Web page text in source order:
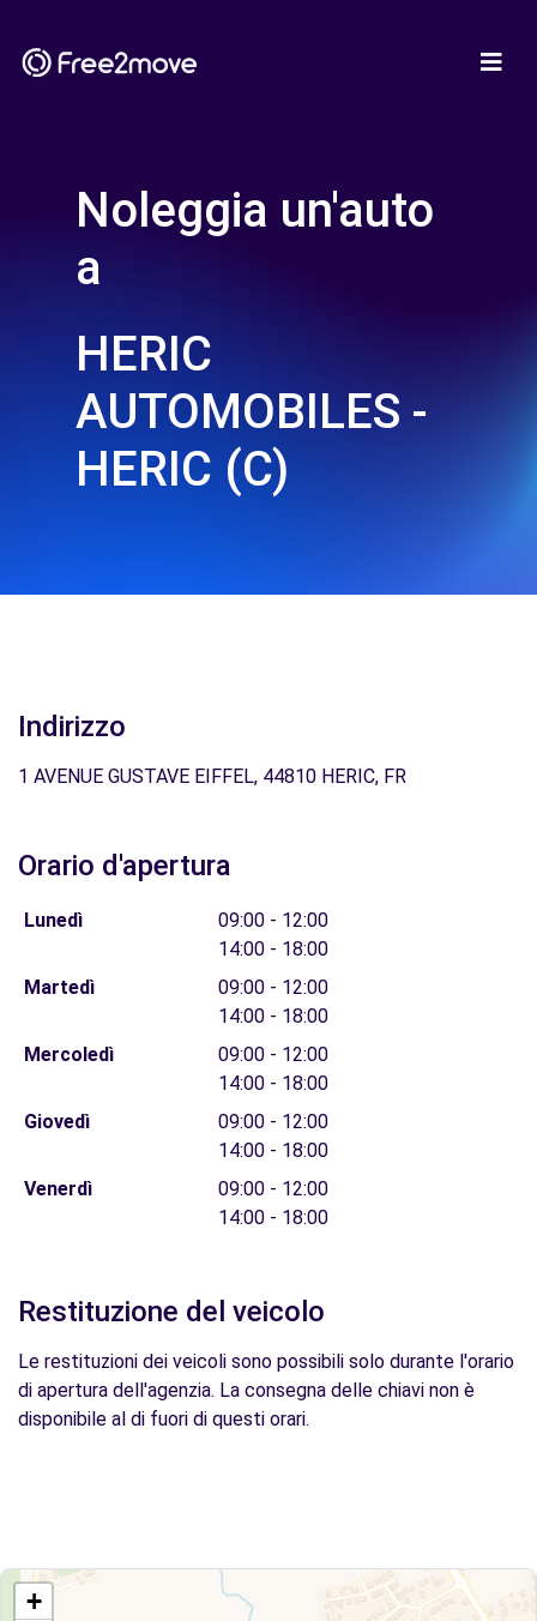
Noleggia un'auto
a
HERIC
AUTOMOBILES -
HERIC (C)
Indirizzo
1 AVENUE GUSTAVE EIFFEL, 44810 HERIC, FR
Orario d'apertura
Lunedì
09:00 - 12:00
14:00 - 18:00
Martedì
09:00 - 12:00
14:00 - 18:00
Mercoledì
09:00 - 12:00
14:00 - 18:00
Giovedì
09:00 - 12:00
14:00 - 18:00
Venerdì
09:00 - 12:00
14:00 - 18:00
Restituzione del veicolo
Le restituzioni dei veicoli sono possibili solo durante l'orario
di apertura dell'agenzia. La consegna delle chiavi non è
disponibile al di fuori di questi orari.
+